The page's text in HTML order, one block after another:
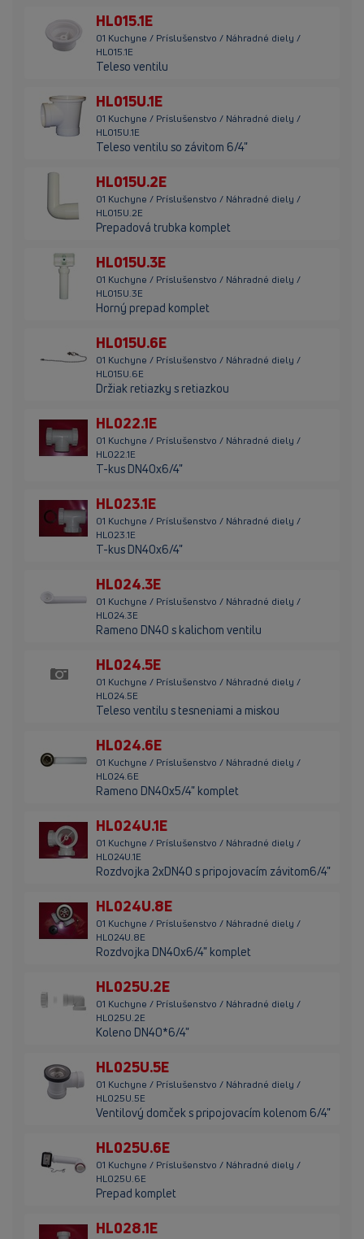
HL015.1E
01 Kuchyne / Príslušenstvo / Náhradné diely /
HL015.1E
Teleso ventilu
HL015U.1E
01 Kuchyne / Príslušenstvo / Náhradné diely /
HL015U.1E
Teleso ventilu so závitom 6/4"
HL015U.2E
01 Kuchyne / Príslušenstvo / Náhradné diely /
HL015U.2E
Prepadová trubka komplet
HL015U.3E
01 Kuchyne / Príslušenstvo / Náhradné diely /
HL015U.3E
Horný prepad komplet
HL015U.6E
01 Kuchyne / Príslušenstvo / Náhradné diely /
HL015U.6E
Držiak retiazky s retiazkou
HL022.1E
01 Kuchyne / Príslušenstvo / Náhradné diely /
HL022.1E
T-kus DN40x6/4"
HL023.1E
01 Kuchyne / Príslušenstvo / Náhradné diely /
HL023.1E
T-kus DN40x6/4"
HL024.3E
01 Kuchyne / Príslušenstvo / Náhradné diely /
HL024.3E
Rameno DN40 s kalichom ventilu
HL024.5E
01 Kuchyne / Príslušenstvo / Náhradné diely /
HL024.5E
Teleso ventilu s tesneniami a miskou
HL024.6E
01 Kuchyne / Príslušenstvo / Náhradné diely /
HL024.6E
Rameno DN40x5/4" komplet
HL024U.1E
01 Kuchyne / Príslušenstvo / Náhradné diely /
HL024U.1E
Rozdvojka 2xDN40 s pripojovacím závitom6/4"
HL024U.8E
01 Kuchyne / Príslušenstvo / Náhradné diely /
HL024U.8E
Rozdvojka DN40x6/4" komplet
HL025U.2E
01 Kuchyne / Príslušenstvo / Náhradné diely /
HL025U.2E
Koleno DN40*6/4"
HL025U.5E
01 Kuchyne / Príslušenstvo / Náhradné diely /
HL025U.5E
Ventilový domček s pripojovacím kolenom 6/4"
HL025U.6E
01 Kuchyne / Príslušenstvo / Náhradné diely /
HL025U.6E
Prepad komplet
HL028.1E